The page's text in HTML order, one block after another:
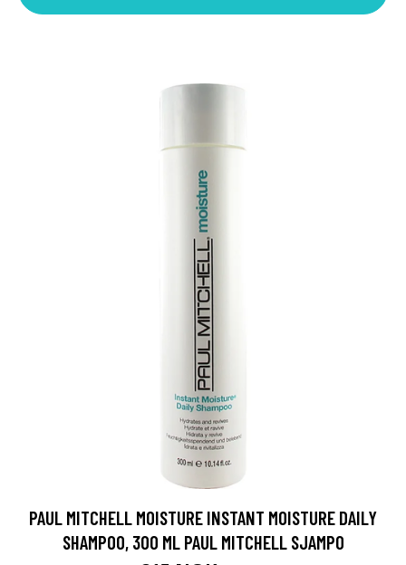
PAUL MITCHELL MOISTURE INSTANT MOISTURE DAILY
SHAMPOO, 300 ML PAUL MITCHELL SJAMPO